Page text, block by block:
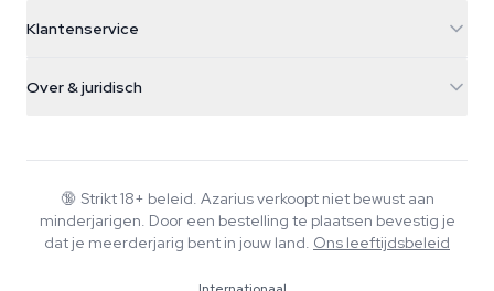
Nederland
+31(0)204897914
Smokeshop
Klantenservice
Retourbeleid
Veelgestelde vragen
Privacybeleid
Over & juridisch
Wiki
Muziek
🔞 Strikt 18+ beleid. Azarius verkoopt niet bewust aan
minderjarigen. Door een bestelling te plaatsen bevestig je
dat je meerderjarig bent in jouw land. Ons leeftijdsbeleid